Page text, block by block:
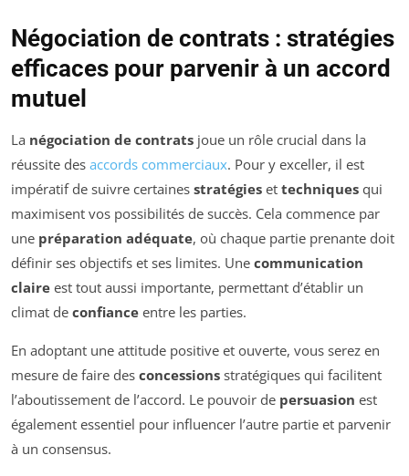
Négociation de contrats : stratégies
efficaces pour parvenir à un accord
mutuel
La négociation de contrats joue un rôle crucial dans la
réussite des accords commerciaux. Pour y exceller, il est
impératif de suivre certaines stratégies et techniques qui
maximisent vos possibilités de succès. Cela commence par
une préparation adéquate, où chaque partie prenante doit
définir ses objectifs et ses limites. Une communication
claire est tout aussi importante, permettant d’établir un
climat de confiance entre les parties.
En adoptant une attitude positive et ouverte, vous serez en
mesure de faire des concessions stratégiques qui facilitent
l’aboutissement de l’accord. Le pouvoir de persuasion est
également essentiel pour influencer l’autre partie et parvenir
à un consensus.